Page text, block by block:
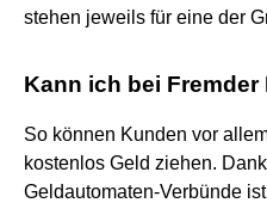
stehen jeweils für eine der
Kann ich bei
So können Kunden vor
kostenlos Geld ziehen.
Geldautomaten-Verbünde